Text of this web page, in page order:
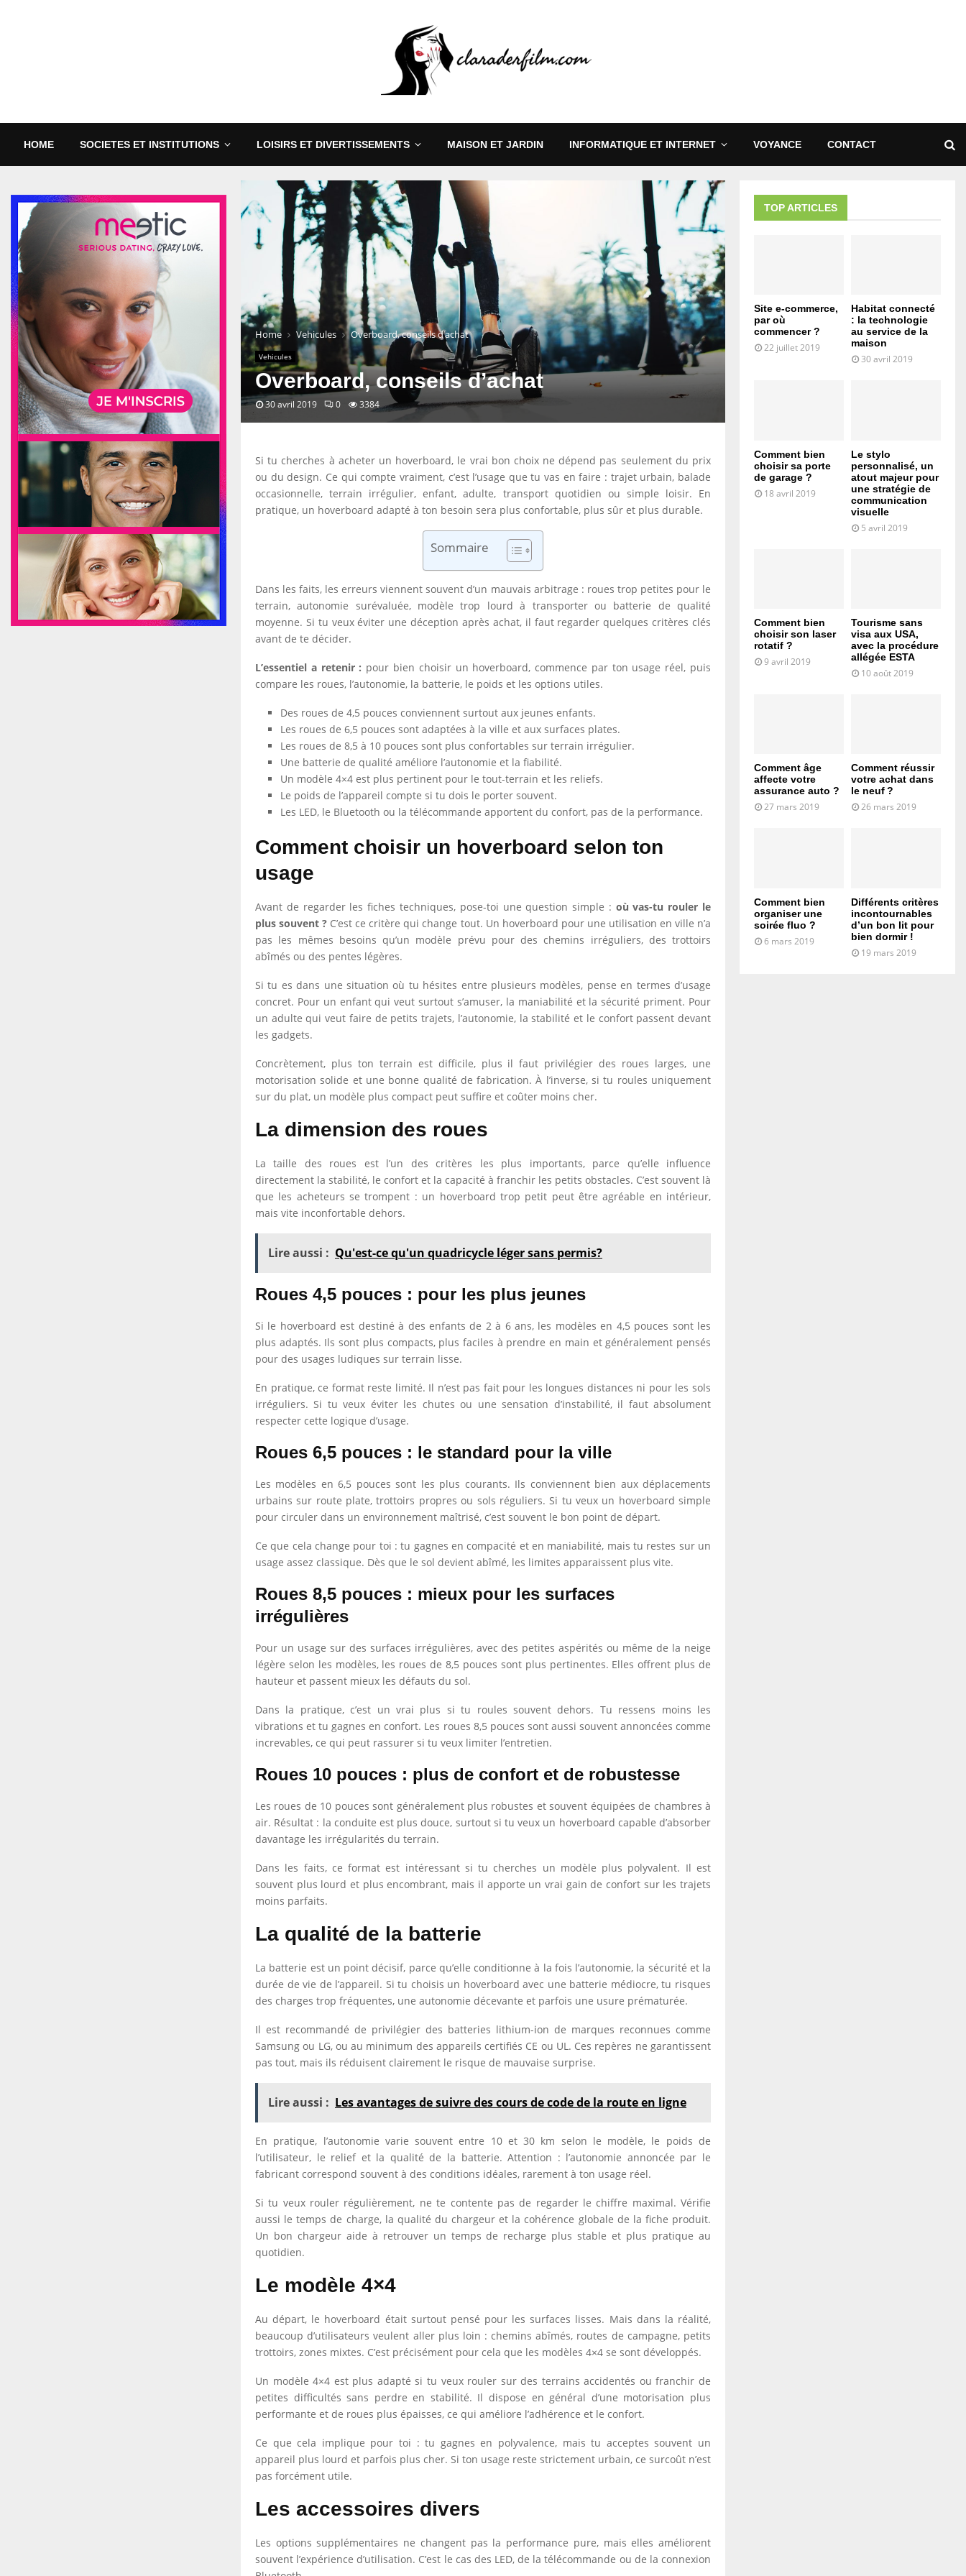
HOME SOCIETES ET INSTITUTIONS LOISIRS ET DIVERTISSEMENTS MAISON ET JARDIN INFORMATIQUE ET INTERNET VOYANCE CONTACT
Home Vehicules Overboard, conseils d’achat
Vehicules
Overboard, conseils d’achat
30 avril 2019 0 3384
Si tu cherches à acheter un hoverboard, le vrai bon choix ne dépend pas seulement du prix
ou du design. Ce qui compte vraiment, c’est l’usage que tu vas en faire : trajet urbain, balade
occasionnelle, terrain irrégulier, enfant, adulte, transport quotidien ou simple loisir. En
pratique, un hoverboard adapté à ton besoin sera plus confortable, plus sûr et plus durable.
Sommaire
Dans les faits, les erreurs viennent souvent d’un mauvais arbitrage : roues trop petites pour le
terrain, autonomie surévaluée, modèle trop lourd à transporter ou batterie de qualité
moyenne. Si tu veux éviter une déception après achat, il faut regarder quelques critères clés
avant de te décider.
L’essentiel a retenir : pour bien choisir un hoverboard, commence par ton usage réel, puis
compare les roues, l’autonomie, la batterie, le poids et les options utiles.
Des roues de 4,5 pouces conviennent surtout aux jeunes enfants.
Les roues de 6,5 pouces sont adaptées à la ville et aux surfaces plates.
Les roues de 8,5 à 10 pouces sont plus confortables sur terrain irrégulier.
Une batterie de qualité améliore l’autonomie et la fiabilité.
Un modèle 4×4 est plus pertinent pour le tout-terrain et les reliefs.
Le poids de l’appareil compte si tu dois le porter souvent.
Les LED, le Bluetooth ou la télécommande apportent du confort, pas de la performance.
Comment choisir un hoverboard selon ton
usage
Avant de regarder les fiches techniques, pose-toi une question simple : où vas-tu rouler le
plus souvent ? C’est ce critère qui change tout. Un hoverboard pour une utilisation en ville n’a
pas les mêmes besoins qu’un modèle prévu pour des chemins irréguliers, des trottoirs
abîmés ou des pentes légères.
Si tu es dans une situation où tu hésites entre plusieurs modèles, pense en termes d’usage
concret. Pour un enfant qui veut surtout s’amuser, la maniabilité et la sécurité priment. Pour
un adulte qui veut faire de petits trajets, l’autonomie, la stabilité et le confort passent devant
les gadgets.
Concrètement, plus ton terrain est difficile, plus il faut privilégier des roues larges, une
motorisation solide et une bonne qualité de fabrication. À l’inverse, si tu roules uniquement
sur du plat, un modèle plus compact peut suffire et coûter moins cher.
La dimension des roues
La taille des roues est l’un des critères les plus importants, parce qu’elle influence
directement la stabilité, le confort et la capacité à franchir les petits obstacles. C’est souvent là
que les acheteurs se trompent : un hoverboard trop petit peut être agréable en intérieur,
mais vite inconfortable dehors.
Lire aussi : Qu'est-ce qu'un quadricycle léger sans permis?
Roues 4,5 pouces : pour les plus jeunes
Si le hoverboard est destiné à des enfants de 2 à 6 ans, les modèles en 4,5 pouces sont les
plus adaptés. Ils sont plus compacts, plus faciles à prendre en main et généralement pensés
pour des usages ludiques sur terrain lisse.
En pratique, ce format reste limité. Il n’est pas fait pour les longues distances ni pour les sols
irréguliers. Si tu veux éviter les chutes ou une sensation d’instabilité, il faut absolument
respecter cette logique d’usage.
Roues 6,5 pouces : le standard pour la ville
Les modèles en 6,5 pouces sont les plus courants. Ils conviennent bien aux déplacements
urbains sur route plate, trottoirs propres ou sols réguliers. Si tu veux un hoverboard simple
pour circuler dans un environnement maîtrisé, c’est souvent le bon point de départ.
Ce que cela change pour toi : tu gagnes en compacité et en maniabilité, mais tu restes sur un
usage assez classique. Dès que le sol devient abîmé, les limites apparaissent plus vite.
Roues 8,5 pouces : mieux pour les surfaces
irrégulières
Pour un usage sur des surfaces irrégulières, avec des petites aspérités ou même de la neige
légère selon les modèles, les roues de 8,5 pouces sont plus pertinentes. Elles offrent plus de
hauteur et passent mieux les défauts du sol.
Dans la pratique, c’est un vrai plus si tu roules souvent dehors. Tu ressens moins les
vibrations et tu gagnes en confort. Les roues 8,5 pouces sont aussi souvent annoncées comme
increvables, ce qui peut rassurer si tu veux limiter l’entretien.
Roues 10 pouces : plus de confort et de robustesse
Les roues de 10 pouces sont généralement plus robustes et souvent équipées de chambres à
air. Résultat : la conduite est plus douce, surtout si tu veux un hoverboard capable d’absorber
davantage les irrégularités du terrain.
Dans les faits, ce format est intéressant si tu cherches un modèle plus polyvalent. Il est
souvent plus lourd et plus encombrant, mais il apporte un vrai gain de confort sur les trajets
moins parfaits.
La qualité de la batterie
La batterie est un point décisif, parce qu’elle conditionne à la fois l’autonomie, la sécurité et la
durée de vie de l’appareil. Si tu choisis un hoverboard avec une batterie médiocre, tu risques
des charges trop fréquentes, une autonomie décevante et parfois une usure prématurée.
Il est recommandé de privilégier des batteries lithium-ion de marques reconnues comme
Samsung ou LG, ou au minimum des appareils certifiés CE ou UL. Ces repères ne garantissent
pas tout, mais ils réduisent clairement le risque de mauvaise surprise.
Lire aussi : Les avantages de suivre des cours de code de la route en ligne
En pratique, l’autonomie varie souvent entre 10 et 30 km selon le modèle, le poids de
l’utilisateur, le relief et la qualité de la batterie. Attention : l’autonomie annoncée par le
fabricant correspond souvent à des conditions idéales, rarement à ton usage réel.
Si tu veux rouler régulièrement, ne te contente pas de regarder le chiffre maximal. Vérifie
aussi le temps de charge, la qualité du chargeur et la cohérence globale de la fiche produit.
Un bon chargeur aide à retrouver un temps de recharge plus stable et plus pratique au
quotidien.
Le modèle 4×4
Au départ, le hoverboard était surtout pensé pour les surfaces lisses. Mais dans la réalité,
beaucoup d’utilisateurs veulent aller plus loin : chemins abîmés, routes de campagne, petits
trottoirs, zones mixtes. C’est précisément pour cela que les modèles 4×4 se sont développés.
Un modèle 4×4 est plus adapté si tu veux rouler sur des terrains accidentés ou franchir de
petites difficultés sans perdre en stabilité. Il dispose en général d’une motorisation plus
performante et de roues plus épaisses, ce qui améliore l’adhérence et le confort.
Ce que cela implique pour toi : tu gagnes en polyvalence, mais tu acceptes souvent un
appareil plus lourd et parfois plus cher. Si ton usage reste strictement urbain, ce surcoût n’est
pas forcément utile.
Les accessoires divers
Les options supplémentaires ne changent pas la performance pure, mais elles améliorent
souvent l’expérience d’utilisation. C’est le cas des LED, de la télécommande ou de la connexion
TOP ARTICLES
Site e-commerce,
par où
commencer ?
22 juillet 2019
Habitat connecté
: la technologie
au service de la
maison
30 avril 2019
Comment bien
choisir sa porte
de garage ?
18 avril 2019
Le stylo
personnalisé, un
atout majeur pour
une stratégie de
communication
visuelle
5 avril 2019
Comment bien
choisir son laser
rotatif ?
9 avril 2019
Tourisme sans
visa aux USA,
avec la procédure
allégée ESTA
10 août 2019
Comment âge
affecte votre
assurance auto ?
27 mars 2019
Comment réussir
votre achat dans
le neuf ?
26 mars 2019
Comment bien
organiser une
soirée fluo ?
6 mars 2019
Différents critères
incontournables
d’un bon lit pour
bien dormir !
19 mars 2019